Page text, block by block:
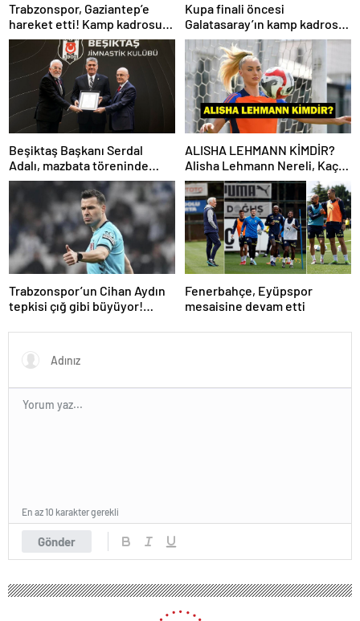
Trabzonspor, Gaziantep’e
hareket etti! Kamp kadrosu
açıklandı…
Kupa finali öncesi
Galatasaray’ın kamp kadrosu
belli oldu!
Beşiktaş Başkanı Serdal
Adalı, mazbata töreninde
konuştu: Gün istikrar
ALISHA LEHMANN KİMDİR?
Alisha Lehmann Nereli, Kaç
Yaşında, Hangi Takımda
Oynuyor?
Trabzonspor’un Cihan Aydın
tepkisi çığ gibi büyüyor!
Fenerbahçe, Eyüpspor
mesaisine devam etti
Gönder
En az 10 karakter gerekli